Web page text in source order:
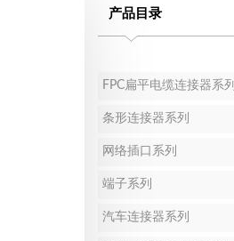
产品目录
FPC扁平电缆连接器系列
条形连接器系列
网络插口系列
端子系列
汽车连接器系列